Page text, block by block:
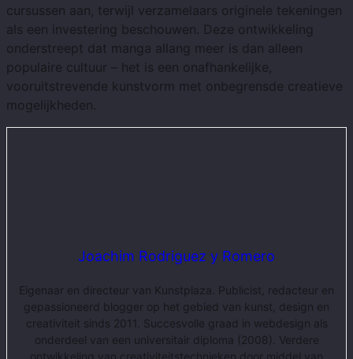
cursussen aan, terwijl verzamelaars originele tekeningen
als een investering beschouwen. Deze ontwikkeling
onderstreept dat manga allang meer is dan alleen
populaire cultuur – het is een onafhankelijke,
vooruitstrevende kunstvorm met onbegrensde creatieve
mogelijkheden.
Joachim Rodriguez y Romero
Eigenaar en directeur van Kunstplaza. Publicist, redacteur en
gepassioneerd blogger op het gebied van kunst, design en
creativiteit sinds 2011. Succesvolle graad in webdesign als
onderdeel van een universitair diploma (2008). Verdere
ontwikkeling van creativiteitstechnieken door middel van